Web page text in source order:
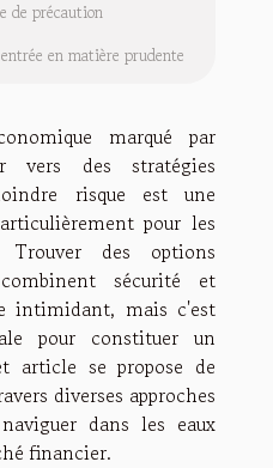
de précaution
en matière prudente
marqué par
vers des stratégies
risque est une
pour les
Trouver des options
sécurité et
intimidant, mais c'est
pour constituer un
article se propose de
diverses approches
dans les eaux
financier.